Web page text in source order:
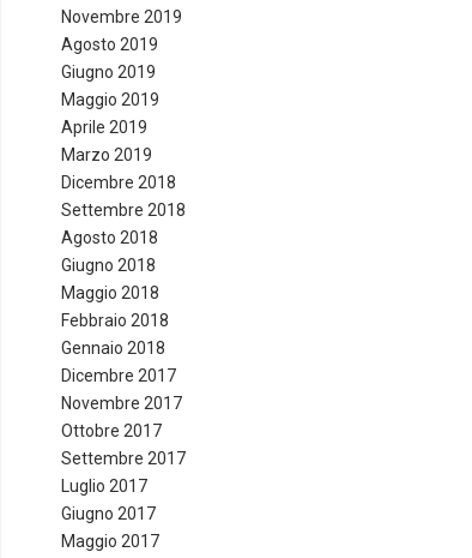
Novembre 2019
Agosto 2019
Giugno 2019
Maggio 2019
Aprile 2019
Marzo 2019
Dicembre 2018
Settembre 2018
Agosto 2018
Giugno 2018
Maggio 2018
Febbraio 2018
Gennaio 2018
Dicembre 2017
Novembre 2017
Ottobre 2017
Settembre 2017
Luglio 2017
Giugno 2017
Maggio 2017